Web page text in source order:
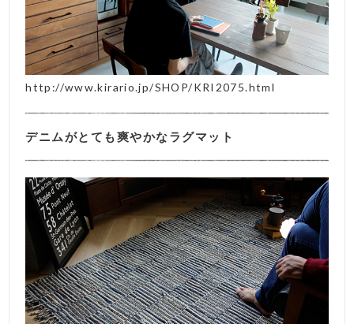
http://www.kirario.jp/SHOP/KRI2075.html
デニムがとても爽やかなラグマット